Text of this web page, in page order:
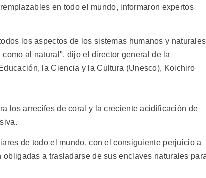
en todo el mundo, informaron expertos
los aspectos de los sistemas humanos y
al natural", dijo el director general de la
la Ciencia y la Cultura (Unesco), Koichiro
los arrecifes de coral y la creciente acidificación de
de todo el mundo, con el consiguiente perjuicio a
a trasladarse de sus enclaves naturales